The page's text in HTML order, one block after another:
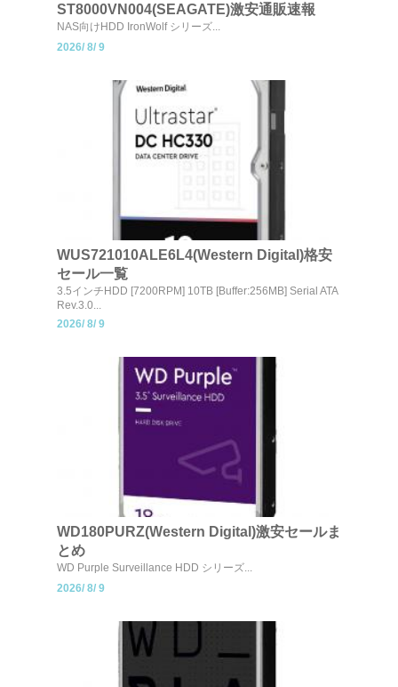
ST8000VN004(SEAGATE)激安通販速報
NAS向けHDD IronWolf シリーズ...
2026/ 8/ 9
WUS721010ALE6L4(Western Digital)格安
セール一覧
3.5インチHDD [7200RPM] 10TB [Buffer:256MB] Serial ATA
Rev.3.0...
2026/ 8/ 9
WD180PURZ(Western Digital)激安セールま
とめ
WD Purple Surveillance HDD シリーズ...
2026/ 8/ 9